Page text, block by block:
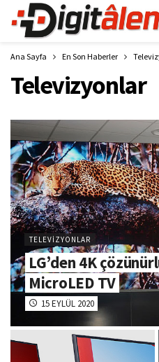
Ana Sayfa En Son Haberler
Televizyonlar
TELEVIZYONLAR
LG’den 4K
MicroLED TV
15 EYLÜL 2020